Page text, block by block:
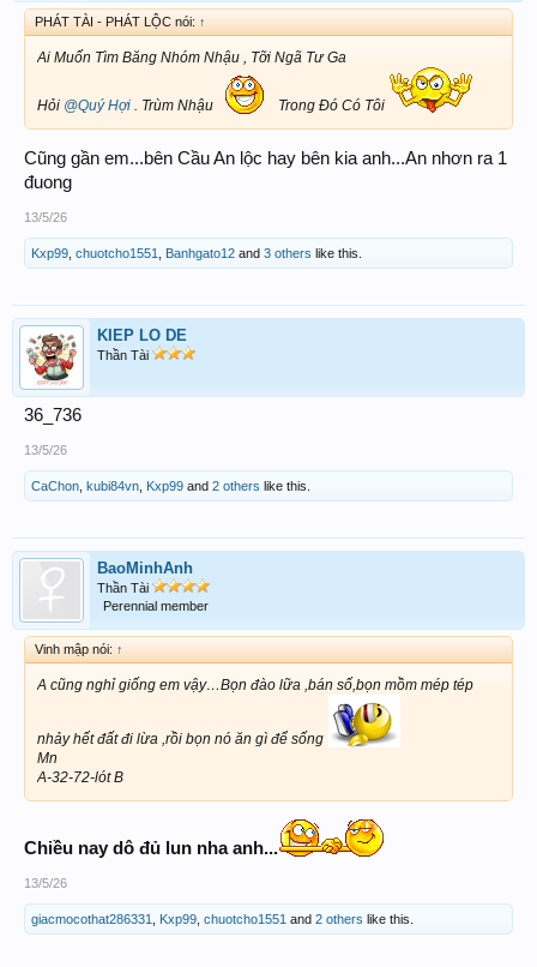
PHÁT TÀI - PHÁT LỘC nói: ↑
Ai Muốn Tìm Băng Nhóm Nhậu , Tỡi Ngã Tư Ga
Hỏi @Quý Hợi . Trùm Nhậu Trong Đó Có Tôi
Cũng gần em...bên Cầu An lộc hay bên kia anh...An nhơn ra 1
đuong
13/5/26
Kxp99 chuotcho1551 Banhgato12 and 3 others like this.
KIEP LO DE
Thần Tài
36_736
13/5/26
CaChon kubi84vn Kxp99 and 2 others like this.
BaoMinhAnh
Thần Tài
Perennial member
Vinh mập nói: ↑
A cũng nghỉ giống em vậy…Bọn đào lữa ,bán số,bọn mồm mép tép
nhảy hết đất đi lừa ,rồi bọn nó ăn gì để sống
Mn
A-32-72-lót B
Chiều nay dô đủ lun nha anh...
13/5/26
giacmocothat286331 Kxp99 chuotcho1551 and 2 others like this.